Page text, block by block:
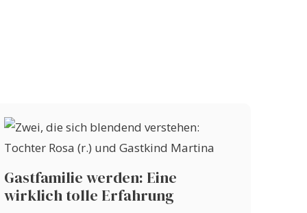
Gastfamilie werden: Eine
wirklich tolle Erfahrung